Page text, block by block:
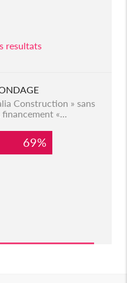
resultats
Construction » sans
«...
69%